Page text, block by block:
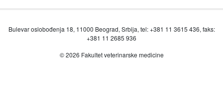
Bulevar oslobođenja 18, 11000 Beograd, Srbija, tel: +381 11 3615 436, faks:
+381 11 2685 936
© 2026 Fakultet veterinarske medicine